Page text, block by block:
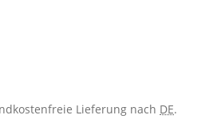
Lieferung nach DE.